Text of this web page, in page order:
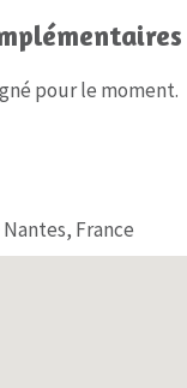
pour le moment.
France